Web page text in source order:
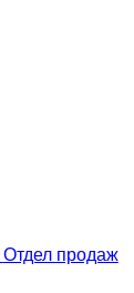
Отдел продаж